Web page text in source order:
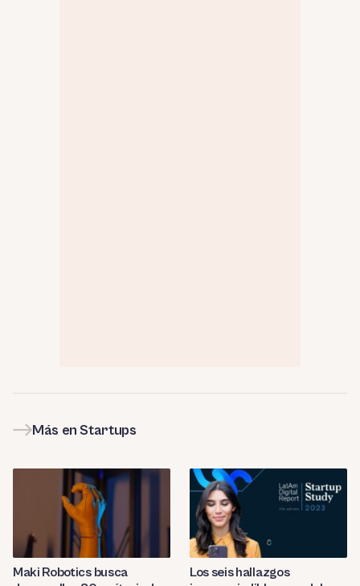
Más en Startups
Maki Robotics busca
Los seis hallazgos